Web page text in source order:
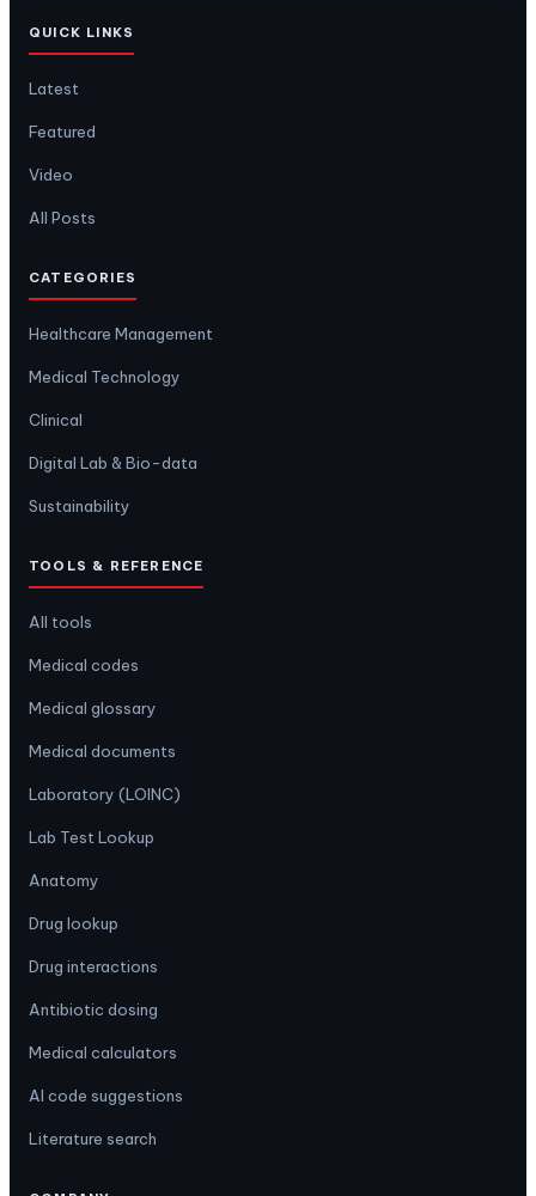
QUICK LINKS
Latest
Featured
Video
All Posts
CATEGORIES
Healthcare Management
Medical Technology
Clinical
Digital Lab & Bio-data
Sustainability
TOOLS & REFERENCE
All tools
Medical codes
Medical glossary
Medical documents
Laboratory (LOINC)
Lab Test Lookup
Anatomy
Drug lookup
Drug interactions
Antibiotic dosing
Medical calculators
AI code suggestions
Literature search